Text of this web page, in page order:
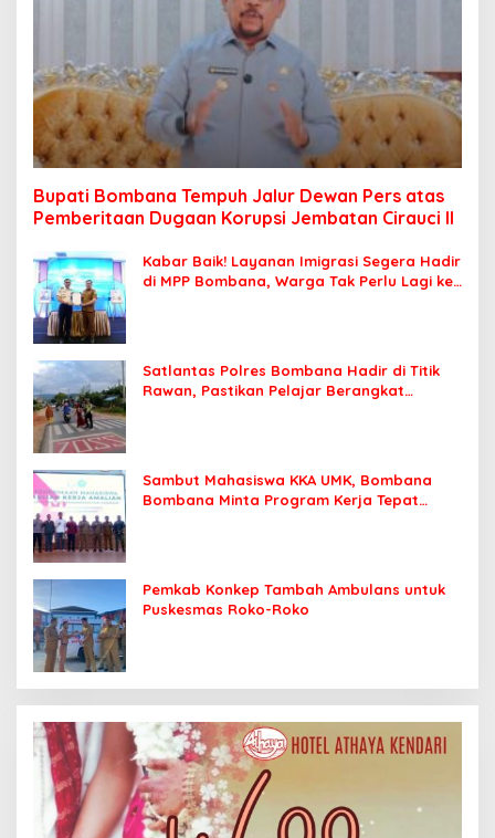
Bupati Bombana Tempuh Jalur Dewan Pers atas
Pemberitaan Dugaan Korupsi Jembatan Cirauci II
Kabar Baik! Layanan Imigrasi Segera Hadir
di MPP Bombana, Warga Tak Perlu Lagi ke
Satlantas Polres Bombana Hadir di Titik
Rawan, Pastikan Pelajar Berangkat
Sambut Mahasiswa KKA UMK, Bombana
Bombana Minta Program Kerja Tepat
Pemkab Konkep Tambah Ambulans untuk
Puskesmas Roko-Roko